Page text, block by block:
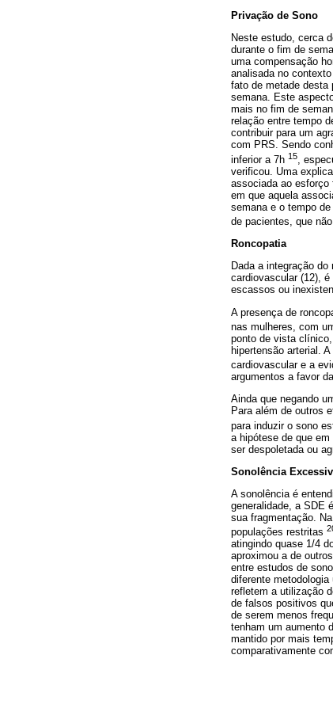
Privação de Sono
Neste estudo, cerca
durante o fim de
uma compensação
analisada no
fato de metade desta
semana. Este
mais no fim de
relação entre tempo
contribuir para um
com PRS. Sendo
inferior a 7h 15
,
verificou. Uma
associada ao esforço
em que aquela
semana e o tempo
de pacientes, que
Roncopatia
Dada a integração
cardiovascular (12),
escassos ou
A presença de
nas mulheres, com
ponto de vista
hipertensão arterial.
cardiovascular e a
argumentos a favor
Ainda que negando
Para além de outros
para induzir o sono
a hipótese de que
ser despoletada ou
Sonolência
A sonolência é
generalidade, a SDE
sua fragmentação.
populações restritas
atingindo quase 1/4
aproximou a de
entre estudos de
diferente
refletem a utilização
de falsos positivos
de serem menos
tenham um aumento
mantido por mais
comparativamente